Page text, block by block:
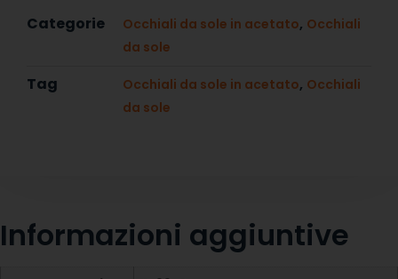
Categorie Occhiali da sole in acetato, Occhiali
da sole
Tag Occhiali da sole in acetato, Occhiali
da sole
Informazioni aggiuntive